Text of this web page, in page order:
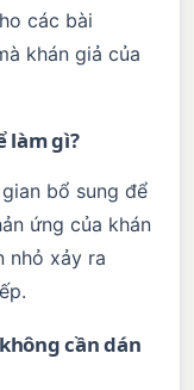
các bài
khán giả của
làm gì?
bổ sung để
ứng của khán
nhỏ xảy ra
cần dán